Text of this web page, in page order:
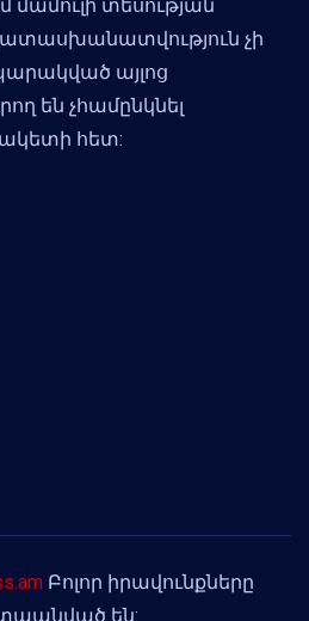
մամուլի տեսության
չի
այլոց
են չհամընկնել
հետ:
Բոլոր իրավունքները
են: